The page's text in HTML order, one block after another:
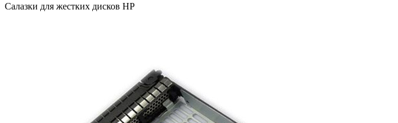
Салазки для жестких дисков HP